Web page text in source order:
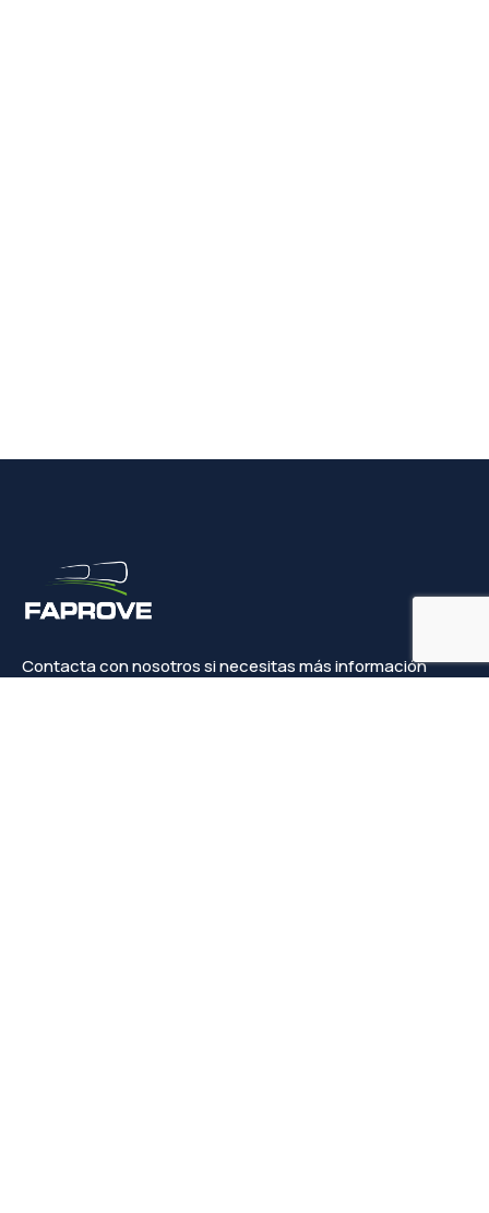
Contacta con nosotros si necesitas más información